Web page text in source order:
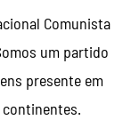
Comunista
um partido
presente em
continentes.